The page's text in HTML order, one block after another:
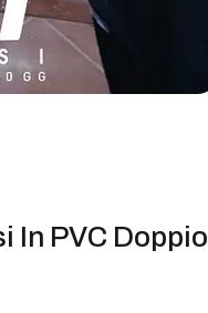
In PVC Doppio